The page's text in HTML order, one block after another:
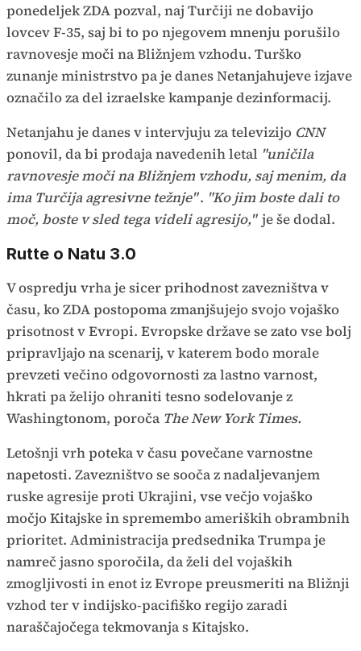
ponedeljek ZDA pozval, naj Turčiji ne dobavijo
lovcev F-35, saj bi to po njegovem mnenju porušilo
ravnovesje moči na Bližnjem vzhodu. Turško
zunanje ministrstvo pa je danes Netanjahujeve izjave
označilo za del izraelske kampanje dezinformacij.
Netanjahu je danes v intervjuju za televizijo CNN
ponovil, da bi prodaja navedenih letal "uničila
ravnovesje moči na Bližnjem vzhodu, saj menim, da
ima Turčija agresivne težnje". "Ko jim boste dali to
moč, boste v sled tega videli agresijo," je še dodal.
Rutte o Natu 3.0
V ospredju vrha je sicer prihodnost zavezništva v
času, ko ZDA postopoma zmanjšujejo svojo vojaško
prisotnost v Evropi. Evropske države se zato vse bolj
pripravljajo na scenarij, v katerem bodo morale
prevzeti večino odgovornosti za lastno varnost,
hkrati pa želijo ohraniti tesno sodelovanje z
Washingtonom, poroča The New York Times.
Letošnji vrh poteka v času povečane varnostne
napetosti. Zavezništvo se sooča z nadaljevanjem
ruske agresije proti Ukrajini, vse večjo vojaško
močjo Kitajske in spremembo ameriških obrambnih
prioritet. Administracija predsednikaTrumpa je
namreč jasno sporočila, da želi del vojaških
zmogljivosti in enot iz Evrope preusmeriti na Bližnji
vzhod ter v indijsko-pacifiško regijo zaradi
naraščajočega tekmovanja s Kitajsko.